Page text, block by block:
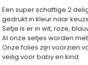
Een super schattige 2
gedrukt in kleur naar
Setje is er in wit, roze,
Al onze setjes worden
Onze folies zijn voorzien
veilig voor baby en kind.